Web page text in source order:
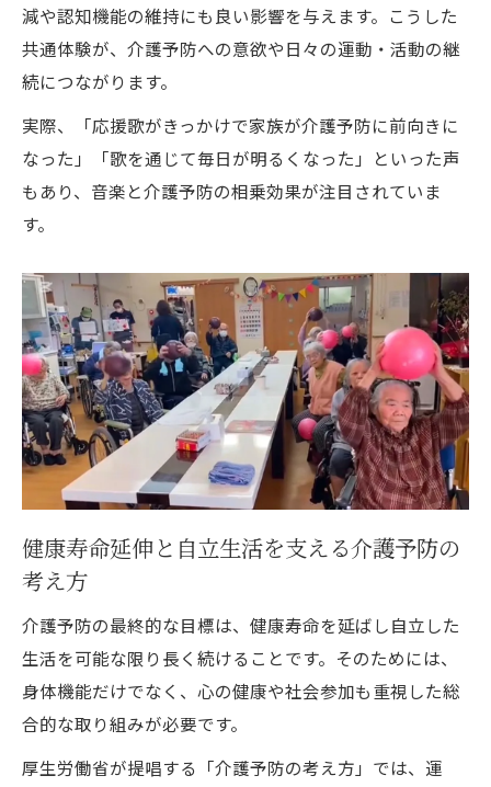
減や認知機能の維持にも良い影響を与えます。こうした
共通体験が、介護予防への意欲や日々の運動・活動の継
続につながります。
実際、「応援歌がきっかけで家族が介護予防に前向きに
なった」「歌を通じて毎日が明るくなった」といった声
もあり、音楽と介護予防の相乗効果が注目されていま
す。
健康寿命延伸と自立生活を支える介護予防の
考え方
介護予防の最終的な目標は、健康寿命を延ばし自立した
生活を可能な限り長く続けることです。そのためには、
身体機能だけでなく、心の健康や社会参加も重視した総
合的な取り組みが必要です。
厚生労働省が提唱する「介護予防の考え方」では、運